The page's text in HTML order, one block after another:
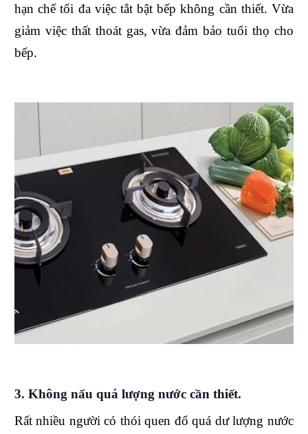
hạn chế tối đa việc tắt bật bếp không cần thiết. Vừa
giảm việc thất thoát gas, vừa đảm bảo tuổi thọ cho
bếp.
3. Không nấu quá lượng nước cần thiết.
Rất nhiều người có thói quen đổ quá dư lượng nước